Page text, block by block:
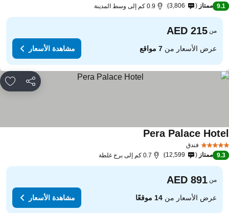
9.1 ممتاز 3,806 0.9 كم إلى وسط المدينة
من
عرض الأسعار من7 مواقع مشاهدة الأسعار
مشاركة
فندق
Pera Palace
9.3 ممتاز 12,599 0.7 كم إلى برج غلطة
من
عرض الأسعار من14 موقعًا مشاهدة الأسعار